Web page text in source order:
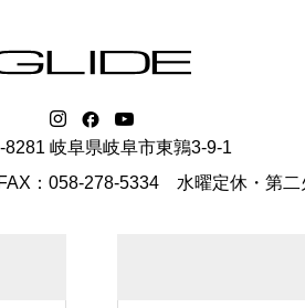
8281 岐阜県岐阜市東鶉3-9-1
：058-278-5334 水曜定休・第二